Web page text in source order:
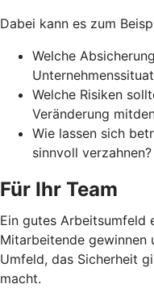
Dabei kann es zum
Welche
Welche Risiken
Veränderung
Wie lassen sich
sinnvoll verzahnen?
Für Ihr Team
Ein gutes Arbeitsumfeld
Mitarbeitende gewinnen
Umfeld, das Sicherheit
macht.